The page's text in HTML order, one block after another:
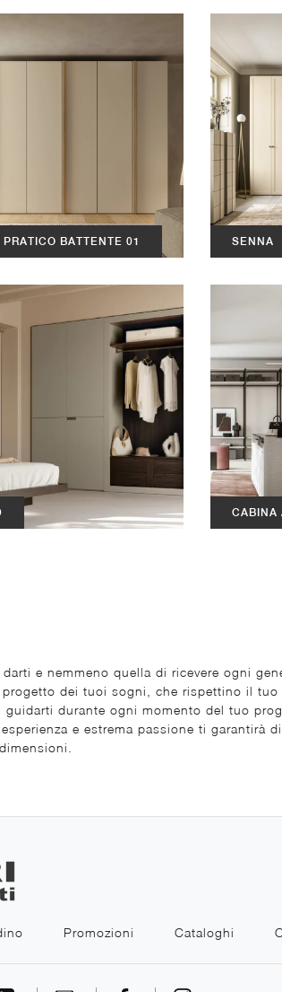
PRATICO BATTENTE 01 SENNA
CABINA
e nemmeno quella di ricevere ogni
dei tuoi sogni, che rispettino il
durante ogni momento del tuo
e estrema passione ti garantirà
Promozioni Cataloghi